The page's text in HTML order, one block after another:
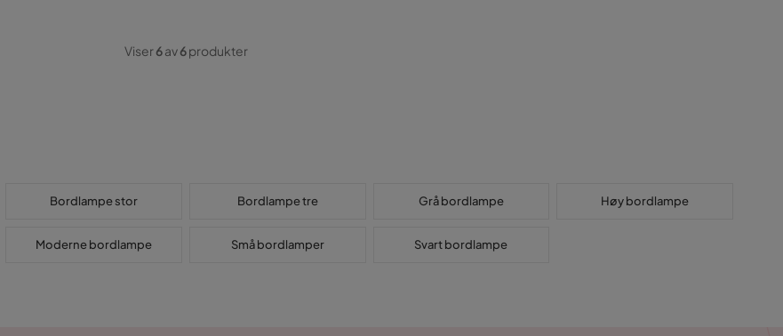
Viser6av6produkter
Bordlampe stor Bordlampe tre Grå bordlampe Høy bordlampe
Moderne bordlampe Små bordlamper Svart bordlampe